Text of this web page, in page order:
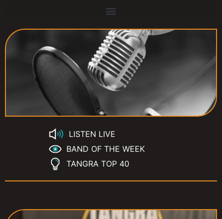
LISTEN LIVE
BAND OF THE WEEK
TANGRA TOP 40